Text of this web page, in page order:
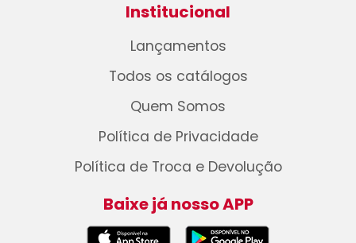
Institucional
Lançamentos
Todos os catálogos
Quem Somos
Política de Privacidade
Política de Troca e Devolução
Baixe já nosso APP